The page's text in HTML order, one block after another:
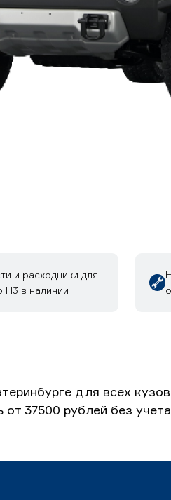
и расходники для
H3 в наличии
для всех
37500 рублей без